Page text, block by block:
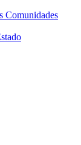
Comunidades